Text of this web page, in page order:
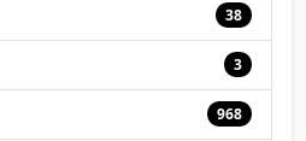
38
3
968